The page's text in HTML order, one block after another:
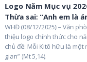
Logo Năm Mục vụ
Thừa sai: “Anh em là
WHĐ (08/12/2025) – Văn
thiệu logo chính thức cho
chủ đề: Mỗi Kitô hữu là một
gian” (Mt 5,14).